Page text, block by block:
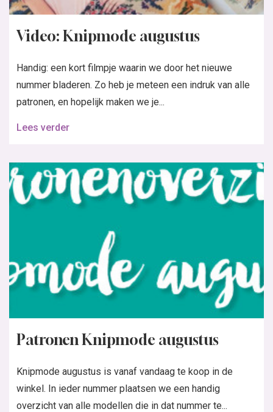
Video: Knipmode augustus
Handig: een kort filmpje waarin we door het nieuwe
nummer bladeren. Zo heb je meteen een indruk van alle
patronen, en hopelijk maken we je...
Lees verder
Patronen Knipmode augustus
Knipmode augustus is vanaf vandaag te koop in de
winkel. In ieder nummer plaatsen we een handig
overzicht van alle modellen die in dat nummer te...